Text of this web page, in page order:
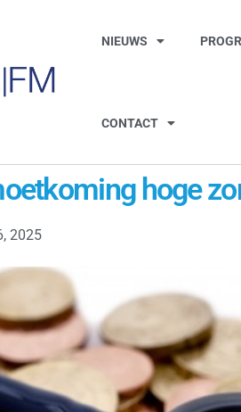
NIEUWS
CONTACT
hoge
2025